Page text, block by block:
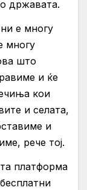
државата.
е многу
многу
што
и ќе
кои
и селата,
и
рече тој.
платформа